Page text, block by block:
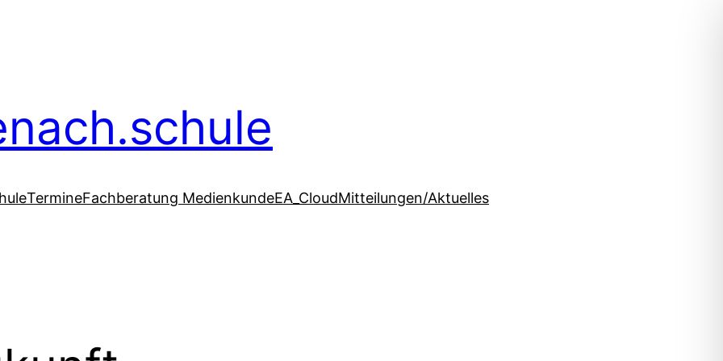
TermineFachberatung MedienkundeEA_CloudMitteilungen/Aktuelles